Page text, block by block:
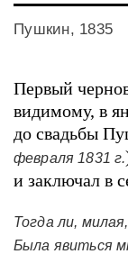
Пушкин, 1835
Первый
видимому, в
до свадьбы
февраля 1831 г.
и заключал в
Тогда ли,
Была явиться